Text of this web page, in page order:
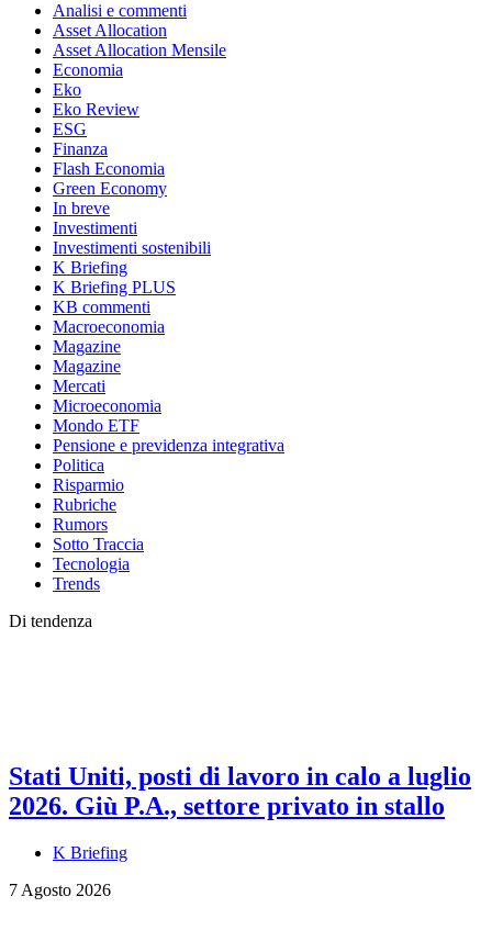
Analisi e commenti
Asset Allocation
Asset Allocation Mensile
Economia
Eko
Eko Review
ESG
Finanza
Flash Economia
Green Economy
In breve
Investimenti
Investimenti sostenibili
K Briefing
K Briefing PLUS
KB commenti
Macroeconomia
Magazine
Magazine
Mercati
Microeconomia
Mondo ETF
Pensione e previdenza integrativa
Politica
Risparmio
Rubriche
Rumors
Sotto Traccia
Tecnologia
Trends
Di tendenza
Stati Uniti, posti di lavoro in calo a luglio
2026. Giù P.A., settore privato in stallo
K Briefing
7 Agosto 2026